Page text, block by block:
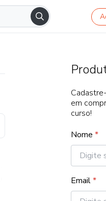
em
curso!
Nome *
Email*